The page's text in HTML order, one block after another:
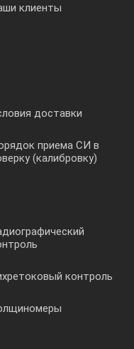
паспорт: 1 экз.
клиенты
доставки
приема СИ в
(калибровку)
контроль